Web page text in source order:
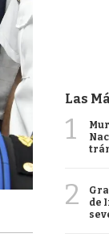
Las
1
2
de